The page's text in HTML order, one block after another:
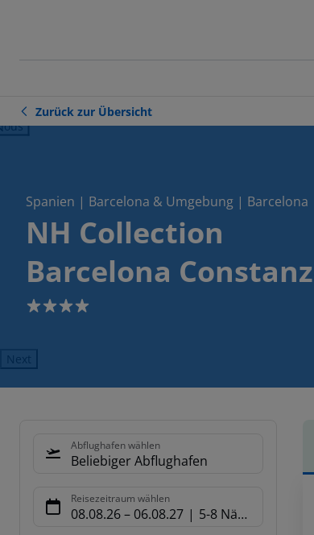
Zurück zur Übersicht
Spanien | Barcelona & Umgebung | Barcelona
NH Collection
Barcelona
4
Next
Abflughafen wählen
Beliebiger Abflughafen
Reisezeitraum wählen
08.08.26– 06.08.27 5-8 Nächte